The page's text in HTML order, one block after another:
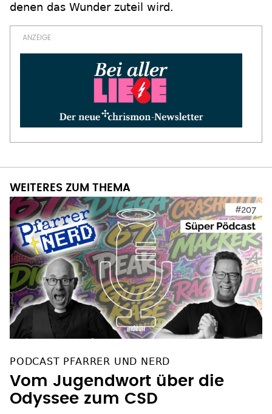
denen das Wunder zuteil wird.
WEITERES ZUM THEMA
PODCAST PFARRER UND NERD
Vom Jugendwort über die
Odyssee zum CSD